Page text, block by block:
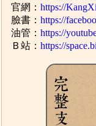
官網：https://
臉書：https://
油管：https://
Ｂ站：https://